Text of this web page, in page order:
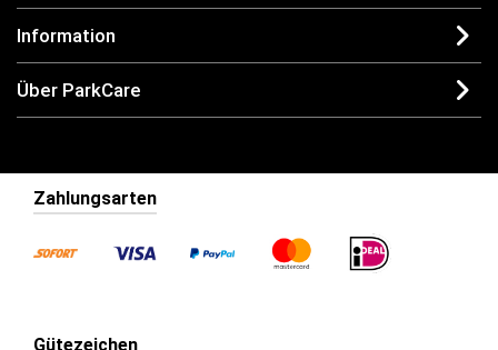
Information
Über ParkCare
Zahlungsarten
Gütezeichen